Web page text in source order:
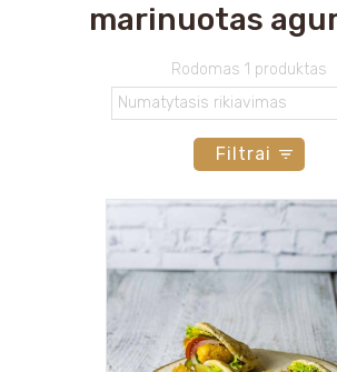
marinuotas
Rodomas 1 produktas
Filtrai